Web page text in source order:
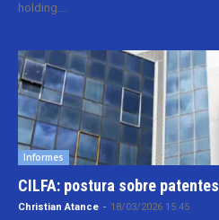
holding....
Informes
CILFA: postura sobre patentes
Christian Atance - 18/03/2026 15:45